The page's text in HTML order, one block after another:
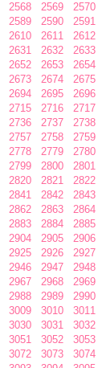
2568 2569 2570
2589 2590 2591
2610 2611 2612
2631 2632 2633
2652 2653 2654
2673 2674 2675
2694 2695 2696
2715 2716 2717
2736 2737 2738
2757 2758 2759
2778 2779 2780
2799 2800 2801
2820 2821 2822
2841 2842 2843
2862 2863 2864
2883 2884 2885
2904 2905 2906
2925 2926 2927
2946 2947 2948
2967 2968 2969
2988 2989 2990
3009 3010 3011
3030 3031 3032
3051 3052 3053
3072 3073 3074